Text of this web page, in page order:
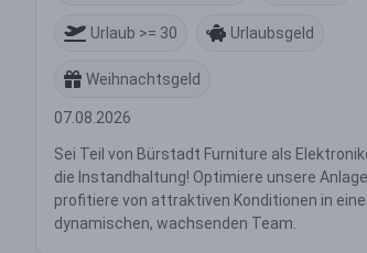
Urlaub >= 30 Urlaubsgeld
Weihnachtsgeld
07.08.2026
Sei Teil von Bürstadt Furniture als
die Instandhaltung! Optimiere unsere
profitiere von attraktiven Konditionen in
dynamischen, wachsenden Team.